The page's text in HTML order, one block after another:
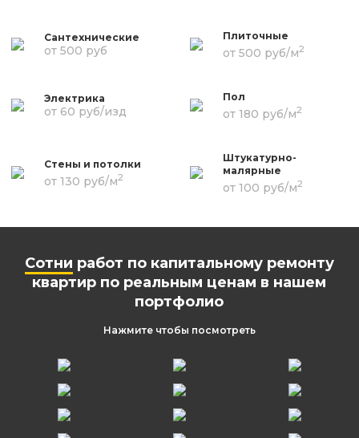
Сантехнические
от 500 руб
Плиточные
от 500 руб/м2
Электрика
от 60 руб/изд
Пол
от 180 руб/м2
Стены и потолки
от 130 руб/м2
Штукатурно-
малярные
от 100 руб/м2
Сотни работ по капитальному ремонту
квартир по реальным ценам в нашем
портфолио
Нажмите чтобы посмотреть